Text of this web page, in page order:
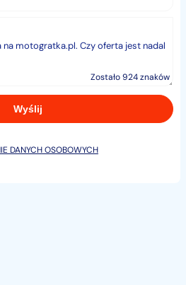
Zostało 924 znaków
DANYCH OSOBOWYCH